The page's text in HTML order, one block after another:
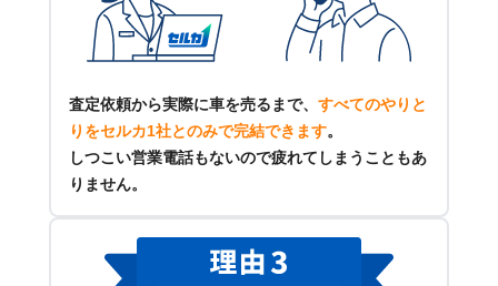
査定依頼から実際に車を売るまで、 すべてのやりと
りをセルカ1社とのみで完結できます。
しつこい営業電話もないので疲れてしまうこともあ
りません。